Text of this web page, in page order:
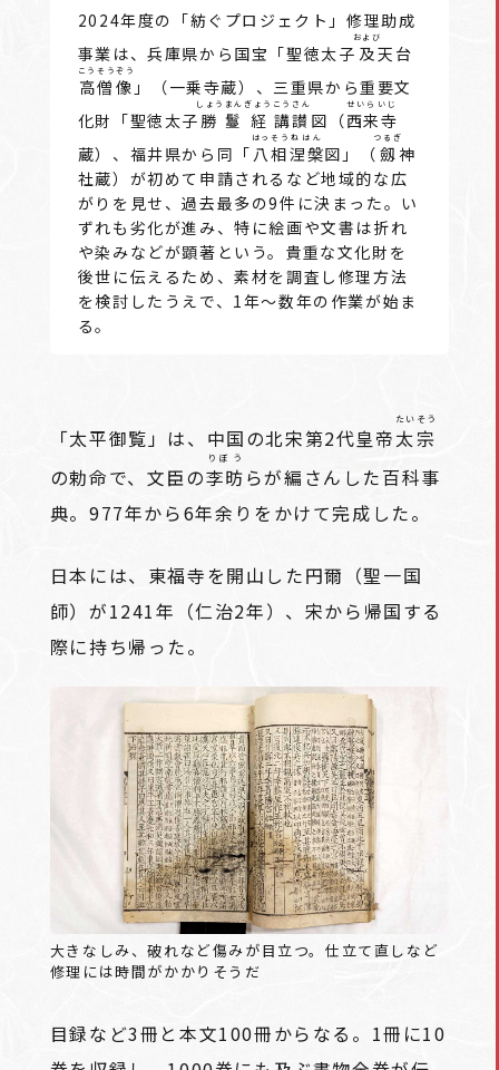
2024年度の「紡ぐプロジェクト」修理助成
事業は、兵庫県から国宝「聖徳太子 及
および
天台
高僧像
こうそうぞう
」（一乗寺蔵）、三重県から重要文
化財「聖徳太子 勝鬘経
しょうまんぎょう
講讃
こうさん
図（西来寺
せいらいじ
蔵）、福井県から同「 八相
はっそう
涅槃
ねはん
図」（ 劔
つるぎ
神
社蔵）が初めて申請されるなど地域的な広
がりを見せ、過去最多の9件に決まった。い
ずれも劣化が進み、特に絵画や文書は折れ
や染みなどが顕著という。貴重な文化財を
後世に伝えるため、素材を調査し修理方法
を検討したうえで、1年～数年の作業が始ま
る。
「太平御覧」は、中国の北宋第2代皇帝太宗
たいそう
の勅命で、文臣の李昉
りぼう
らが編さんした百科事
典。977年から6年余りをかけて完成した。
日本には、東福寺を開山した円爾（聖一国
師）が1241年（仁治2年）、宋から帰国する
際に持ち帰った。
大きなしみ、破れなど傷みが目立つ。仕立て直しなど
修理には時間がかかりそうだ
目録など3冊と本文100冊からなる。1冊に10